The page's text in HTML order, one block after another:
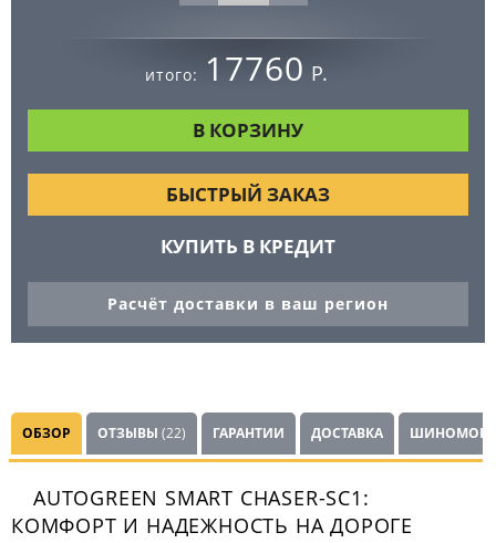
итого: 17760 Р.
БЫСТРЫЙ ЗАКАЗ
КУПИТЬ В КРЕДИТ
Расчёт доставки в ваш регион
ОБЗОР ОТЗЫВЫ (22) ГАРАНТИИ ДОСТАВКА
AUTOGREEN SMART CHASER-SC1:
КОМФОРТ И НАДЕЖНОСТЬ НА ДОРОГЕ